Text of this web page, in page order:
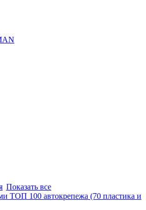
Показать все
ТОП 100 автокрепежа (70 пластика и